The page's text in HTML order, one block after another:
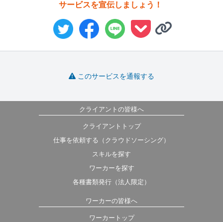
サービスを宣伝しましょう！
このサービスを通報する
クライアントの皆様へ
クライアントトップ
仕事を依頼する（クラウドソーシング）
スキルを探す
ワーカーを探す
各種書類発行（法人限定）
ワーカーの皆様へ
ワーカートップ